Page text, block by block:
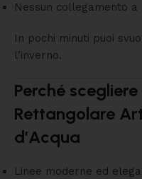
Nessun collegamento a
In pochi minuti puoi
l’inverno.
Perché
Rettangolare
d’Acqua
Linee moderne ed